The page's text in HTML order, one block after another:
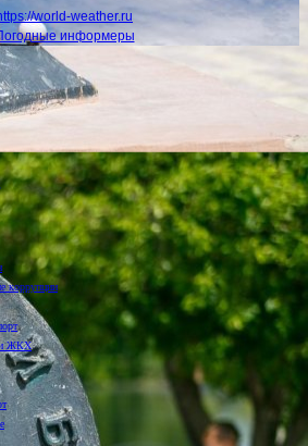
world-weather.ru
информеры
коррупции
и ЖКХ